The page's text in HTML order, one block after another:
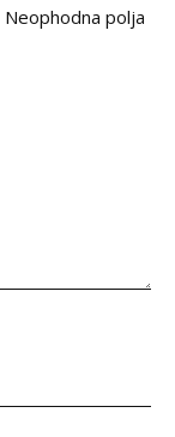
datum
Neophodna polja